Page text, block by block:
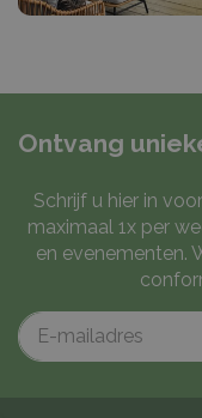
Ontvang
Schrijf u hier in
maximaal 1x per
en evenementen.